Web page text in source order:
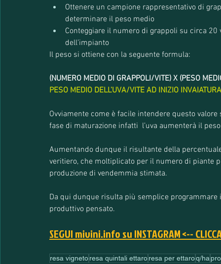
Ottenere un campione rappresentativo di
determinare il peso medio
Conteggiare il numero di grappoli su circa
dell’impianto
Il peso si ottiene con la seguente formula:
(NUMERO MEDIO DI GRAPPOLI/VITE) X (PESO
PESO MEDIO DELL’UVA/VITE AD INIZIO INVAIATURA
Ovviamente come è facile intendere questo
fase di maturazione infatti  l’uva aumenterà il
Aumentando dunque il risultante della
veritiero, che moltiplicato per il numero di piante
produzione di vendemmia stimata.
Da qui dunque risulta più semplice
produttivo pensato.
SEGUI mivini.info su INSTAGRAM <--
resa vignetoresa quintali ettaroresa per ettaroq/ha